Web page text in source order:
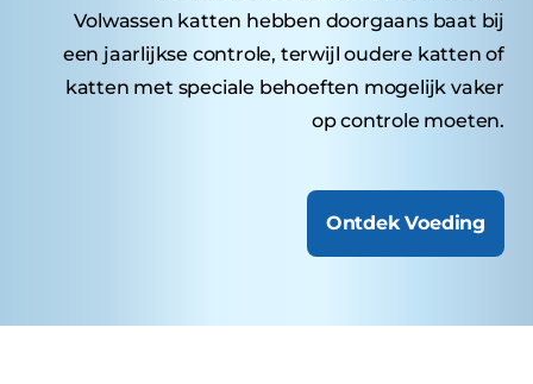
Volwassen katten hebben doorgaans baat bij
een jaarlijkse controle, terwijl oudere katten of
katten met speciale behoeften mogelijk vaker
op controle moeten.
Ontdek Voeding